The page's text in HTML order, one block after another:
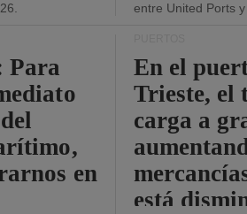
entre United Ports
Para
en
En el
Trieste, el
carga a
está